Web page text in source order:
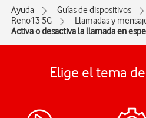
Ayuda Guías de dispositivos
Reno13 5G
Llamadas y
Activa o desactiva la llamada en
Elige el tema